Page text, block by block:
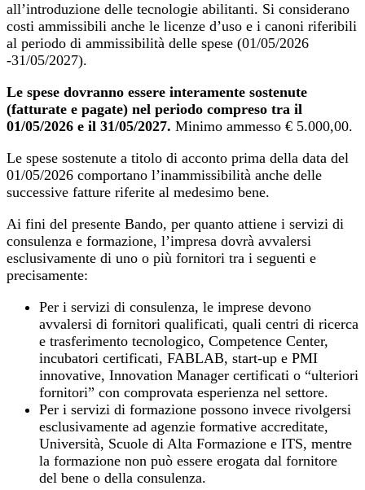
all’introduzione delle tecnologie abilitanti. Si considerano
costi ammissibili anche le licenze d’uso e i canoni riferibili
al periodo di ammissibilità delle spese (01/05/2026
-31/05/2027).
Le spese dovranno essere interamente sostenute
(fatturate e pagate) nel periodo compreso tra il
01/05/2026 e il 31/05/2027. Minimo ammesso € 5.000,00.
Le spese sostenute a titolo di acconto prima della data del
01/05/2026 comportano l’inammissibilità anche delle
successive fatture riferite al medesimo bene.
Ai fini del presente Bando, per quanto attiene i servizi di
consulenza e formazione, l’impresa dovrà avvalersi
esclusivamente di uno o più fornitori tra i seguenti e
precisamente:
Per i servizi di consulenza, le imprese devono
avvalersi di fornitori qualificati, quali centri di ricerca
e trasferimento tecnologico, Competence Center,
incubatori certificati, FABLAB, start-up e PMI
innovative, Innovation Manager certificati o “ulteriori
fornitori” con comprovata esperienza nel settore.
Per i servizi di formazione possono invece rivolgersi
esclusivamente ad agenzie formative accreditate,
Università, Scuole di Alta Formazione e ITS, mentre
la formazione non può essere erogata dal fornitore
del bene o della consulenza.